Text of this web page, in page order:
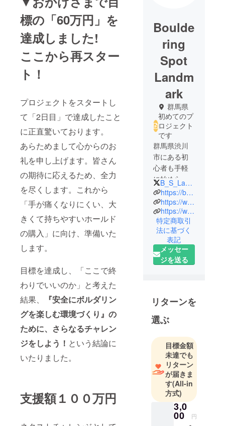
標の「60万円」を
達成しました!
ここから再スター
ト！
プロジェクトをスタートし
て「2日目」で達成したこと
に正直驚いております。
あらためまして心からのお
礼を申し上げます。皆さん
の期待に応えるため、全力
を尽くします。これから
「手が痛くなりにくい、大
きくて持ちやすいホールド
の購入」に向け、準備いた
します。
目標を達成し、「ここで終
わりでいいのか」と考えた
結果、
『安全にボルダリン
グを楽しむ環境づくり』の
ために、さらなるチャレン
ジをしよう！ という結論に
いたりました。
支援額１００万円
Boulde
ring
Spot
Landm
ark
群馬県
初めてのプ
ロジェクト
です
群馬県渋川
市にある初
心者も手軽
に始められ
るアット
ホームなボ
ルダリング
ジムです。
登る人も登
らない人も
空間の共遊
（共有）が
トにしてい
９月オープ
開業準備
中！
B_S_Landmark
https://boulderingspot-landmark.com/
https://www.instagram.com/bouldering_spot_landmark/
https://www.facebook.com/BoulderingSpot.Landmark
特定商取引
法に基づく
表記
メッセー
ジを送る
リターンを
選ぶ
目標金額
未達でも
リターン
が届きま
す(All-in
方式)
3,0
00 円